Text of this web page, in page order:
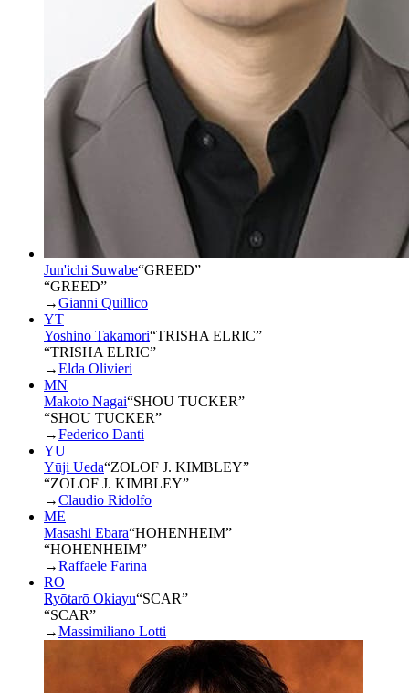
Jun'ichi Suwabe“GREED”
“GREED”
→Gianni Quillico
YT
Yoshino Takamori“TRISHA ELRIC”
“TRISHA ELRIC”
→Elda Olivieri
MN
Makoto Nagai“SHOU TUCKER”
“SHOU TUCKER”
→Federico Danti
YU
Yūji Ueda“ZOLOF J. KIMBLEY”
“ZOLOF J. KIMBLEY”
→Claudio Ridolfo
ME
Masashi Ebara“HOHENHEIM”
“HOHENHEIM”
→Raffaele Farina
RO
Ryōtarō Okiayu“SCAR”
“SCAR”
→Massimiliano Lotti